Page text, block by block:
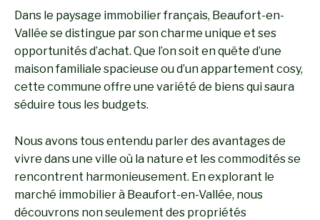
Dans le paysage immobilier français, Beaufort-en-
Vallée se distingue par son charme unique et ses
opportunités d’achat. Que l’on soit en quête d’une
maison familiale spacieuse ou d’un appartement cosy,
cette commune offre une variété de biens qui saura
séduire tous les budgets.
Nous avons tous entendu parler des avantages de
vivre dans une ville où la nature et les commodités se
rencontrent harmonieusement. En explorant le
marché immobilier à Beaufort-en-Vallée, nous
découvrons non seulement des propriétés